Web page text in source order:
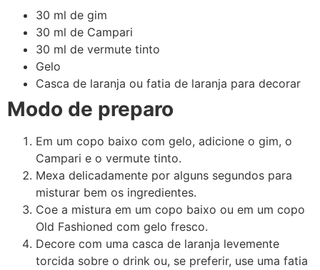
30 ml de gim
30 ml de Campari
30 ml de vermute tinto
Gelo
Casca de laranja ou fatia de laranja para decorar
Modo de preparo
Em um copo baixo com gelo, adicione o gim, o
Campari e o vermute tinto.
Mexa delicadamente por alguns segundos para
misturar bem os ingredientes.
Coe a mistura em um copo baixo ou em um copo
Old Fashioned com gelo fresco.
Decore com uma casca de laranja levemente
torcida sobre o drink ou, se preferir, use uma fatia